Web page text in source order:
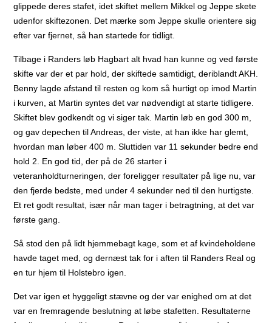
glippede deres stafet, idet skiftet mellem Mikkel og Jeppe skete
udenfor skiftezonen. Det mærke som Jeppe skulle orientere sig
efter var fjernet, så han startede for tidligt.
Tilbage i Randers løb Hagbart alt hvad han kunne og ved første
skifte var der et par hold, der skiftede samtidigt, deriblandt AKH.
Benny lagde afstand til resten og kom så hurtigt op imod Martin
i kurven, at Martin syntes det var nødvendigt at starte tidligere.
Skiftet blev godkendt og vi siger tak. Martin løb en god 300 m,
og gav depechen til Andreas, der viste, at han ikke har glemt,
hvordan man løber 400 m. Sluttiden var 11 sekunder bedre end
hold 2. En god tid, der på de 26 starter i
veteranholdturneringen, der foreligger resultater på lige nu, var
den fjerde bedste, med under 4 sekunder ned til den hurtigste.
Et ret godt resultat, især når man tager i betragtning, at det var
første gang.
Så stod den på lidt hjemmebagt kage, som et af kvindeholdene
havde taget med, og dernæst tak for i aften til Randers Real og
en tur hjem til Holstebro igen.
Det var igen et hyggeligt stævne og der var enighed om at det
var en fremragende beslutning at løbe stafetten. Resultaterne